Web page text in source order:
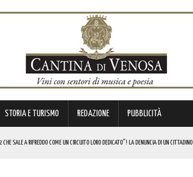
STORIA E TURISMO REDAZIONE PUBBLICITÀ
SALE A RIFREDDO COME UN CIRCUITO LORO DEDICATO”! LA DENUNCIA DI UN CITTADINO